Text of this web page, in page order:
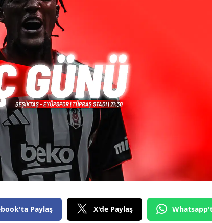
Paylaş X'de Paylaş